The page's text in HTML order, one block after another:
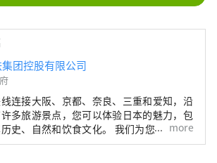
团控股有限公司
连接大阪、京都、奈良、三重和爱知，沿
多旅游景点，您可以体验日本的魅力，包
史、自然和饮食文化。 我们为您提供近
沿线旅行的实用信息，包括沿线观光景
more